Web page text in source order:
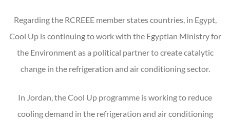
Regarding the RCREEE member states countries, in Egypt,
Cool Up is continuing to work with the Egyptian Ministry for
the Environment as a political partner to create catalytic
change in the refrigeration and air conditioning sector.
In Jordan, the Cool Up programme is working to reduce
cooling demand in the refrigeration and air conditioning